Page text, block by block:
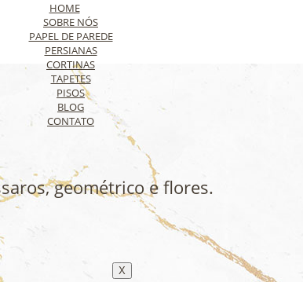
HOME
SOBRE NÓS
PAPEL DE PAREDE
PERSIANAS
CORTINAS
TAPETES
PISOS
BLOG
CONTATO
X
geométrico e flores.